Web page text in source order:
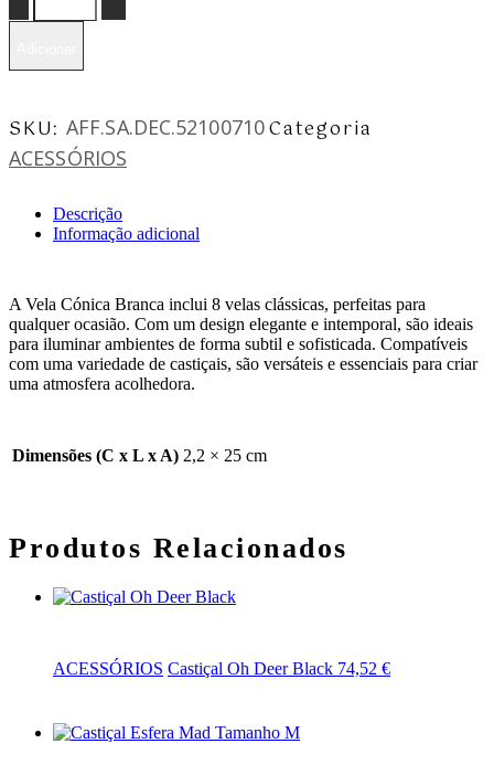
SKU: AFF.SA.DEC.52100710Categoria
ACESSÓRIOS
Descrição
Informação adicional
A Vela Cónica Branca inclui 8 velas clássicas, perfeitas para
qualquer ocasião. Com um design elegante e intemporal, são ideais
para iluminar ambientes de forma subtil e sofisticada. Compatíveis
com uma variedade de castiçais, são versáteis e essenciais para criar
uma atmosfera acolhedora.
Dimensões (C x L x A) 2,2 × 25 cm
Produtos Relacionados
ACESSÓRIOS Castiçal Oh Deer Black 74,52 €